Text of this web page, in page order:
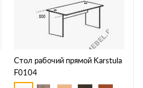
Стол рабочий прямой Karstula
F0104